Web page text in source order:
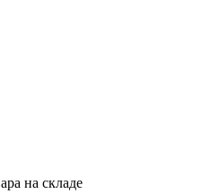
на складе